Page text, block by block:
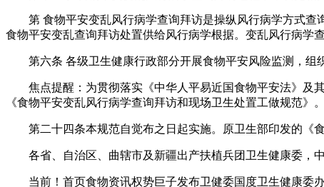
第 食物平安变乱风行病学查询拜访是操纵风行病学方式查
食物平安变乱查询拜访处置供给风行病学根据。变乱风行病学
第六条 各级卫生健康行政部分开展食物平安风险监测，组
焦点提醒：为贯彻落实《中华人平易近国食物平安法》及其
《食物平安变乱风行病学查询拜访和现场卫生处置工做规范》。
第二十四条本规范自觉布之日起实施。原卫生部印发的《食
各省、自治区、曲辖市及新疆出产扶植兵团卫生健康委，中
当前！首页食物资讯权势巨子发布卫健委国度卫生健康委办